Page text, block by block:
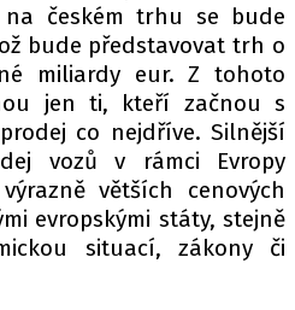
českém trhu se bude
bude představovat trh o
miliardy eur. Z tohoto
jen ti, kteří začnou s
co nejdříve. Silnější
vozů v rámci Evropy
větších cenových
evropskými státy, stejně
situací, zákony či